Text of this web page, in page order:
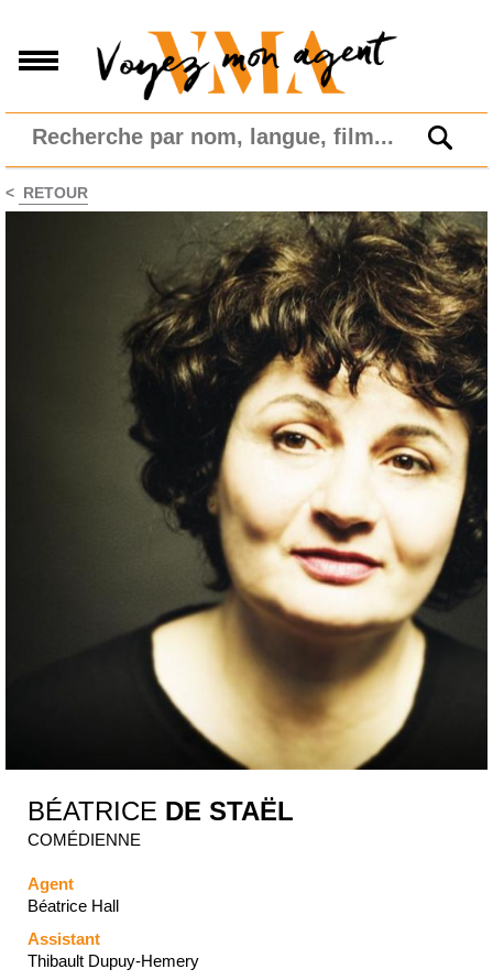
< RETOUR
BÉATRICE DE STAËL
COMÉDIENNE
Agent
Béatrice Hall
Assistant
Thibault Dupuy-Hemery